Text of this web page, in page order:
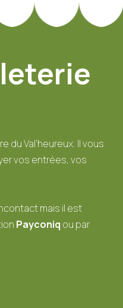
du Val’heureux. Il vous
vos entrées, vos
mais il est
Payconiq ou par